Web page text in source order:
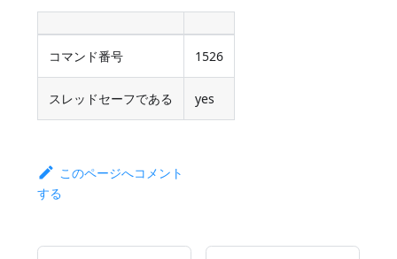
コマンド番号 1526
スレッドセーフである yes
このページへコメント
する